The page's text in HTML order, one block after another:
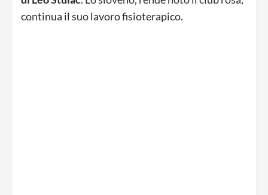
continua il suo lavoro fisioterapico.